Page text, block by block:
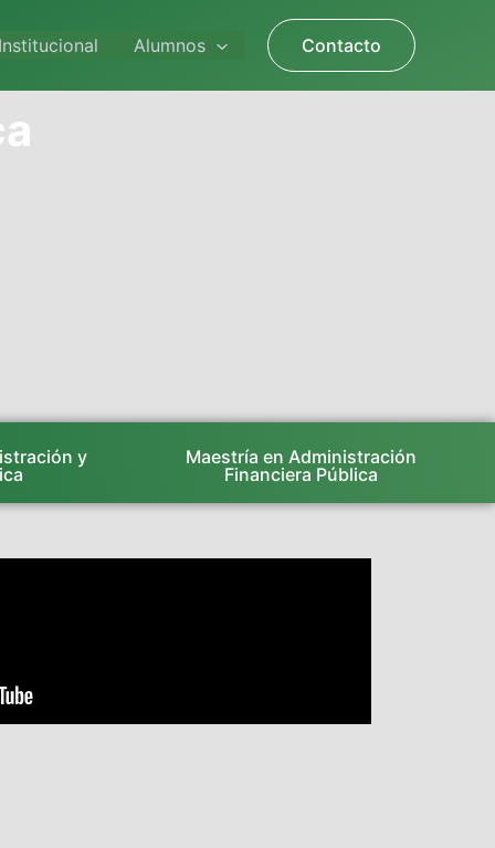
Alumnos Contacto
y
Maestría en Administración
Financiera Pública